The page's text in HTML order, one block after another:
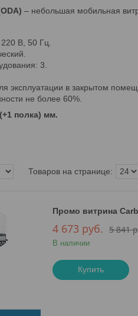
– небольшая мобильная
В, 50 Гц.
3.
эксплуатации в закрытом
не более 60%.
полка) мм.
Промо витрина
5 841
4 673 руб.
В наличии
Купить